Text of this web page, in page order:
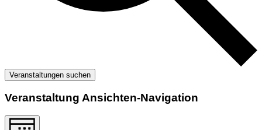
Veranstaltungen suchen
Veranstaltung Ansichten-Navigation